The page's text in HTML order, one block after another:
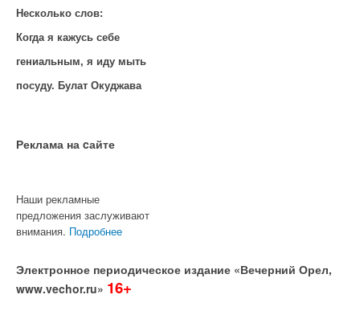
Несколько слов:
Когда я кажусь себе
гениальным, я иду мыть
посуду. Булат Окуджава
Реклама на cайте
Наши рекламные
предложения заслуживают
внимания. Подробнее
Электронное периодическое издание «Вечерний Орел,
www.vechor.ru» 16+